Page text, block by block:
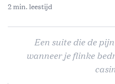
2 min. leestijd
Een suite die de
wanneer je flinke